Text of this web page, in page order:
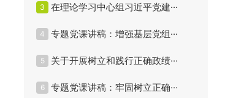
3 在理论学习中心组习近平党建···
4 专题党课讲稿：增强基层党组···
5 关于开展树立和践行正确政绩···
6 专题党课讲稿：牢固树立正确···